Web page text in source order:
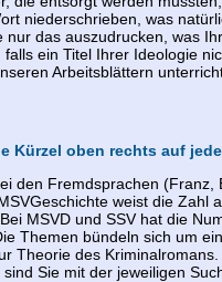
niederschrieben, was
nur das auszudrucken, was
ein Titel Ihrer Ideologie
Arbeitsblättern
Kürzel oben rechts auf
den Fremdsprachen
weist die Zahl
MSVD und SSV hat die
Themen bündeln sich um
Theorie des
Sie mit der jeweiligen